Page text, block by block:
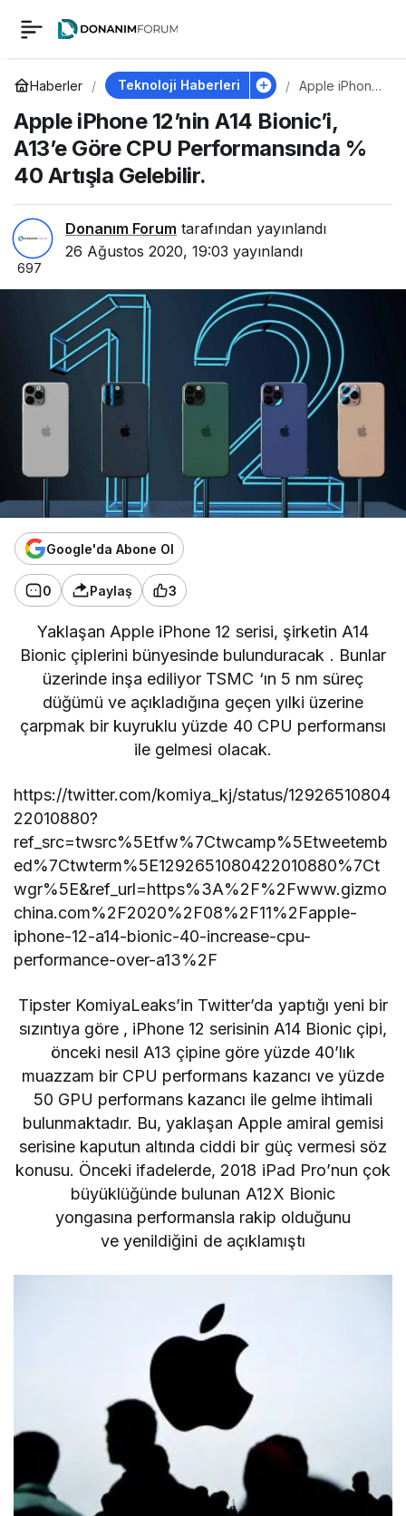
Haberler Teknoloji Haberleri
Apple iPhone
Bionic’i, A13’e
Göre CPU
Performansın
Apple iPhone 12’nin A14 Bionic’i,
A13’e Göre CPU Performansında %
40 Artışla Gelebilir.
Donanım Forum tarafından yayınlandı
26 Ağustos 2020, 19:03 yayınlandı
697
Google'da Abone Ol
0 Paylaş 3
Yaklaşan Apple iPhone 12 serisi, şirketin A14
Bionic çiplerini bünyesinde bulunduracak . Bunlar
üzerinde inşa ediliyor TSMC ‘ın 5 nm süreç
düğümü ve açıkladığına geçen yılki üzerine
çarpmak bir kuyruklu yüzde 40 CPU performansı
ile gelmesi olacak.
https://twitter.com/komiya_kj/status/12926510804
22010880?
ref_src=twsrc%5Etfw%7Ctwcamp%5Etweetemb
ed%7Ctwterm%5E1292651080422010880%7Ct
wgr%5E&ref_url=https%3A%2F%2Fwww.gizmo
china.com%2F2020%2F08%2F11%2Fapple-
iphone-12-a14-bionic-40-increase-cpu-
performance-over-a13%2F
Tipster KomiyaLeaks’in Twitter’da yaptığı yeni bir
sızıntıya göre , iPhone 12 serisinin A14 Bionic çipi,
önceki nesil A13 çipine göre yüzde 40’lık
muazzam bir CPU performans kazancı ve yüzde
50 GPU performans kazancı ile gelme ihtimali
bulunmaktadır. Bu, yaklaşan Apple amiral gemisi
serisine kaputun altında ciddi bir güç vermesi söz
konusu. Önceki ifadelerde, 2018 iPad Pro’nun çok
büyüklüğünde bulunan A12X Bionic
yongasına performansla rakip olduğunu
ve yenildiğini de açıklamıştı
Apple iPhone 12’nin
A14 Bionic’i, A13’e
Göre CPU
Performansında %
40 Artışla Gelebilir.